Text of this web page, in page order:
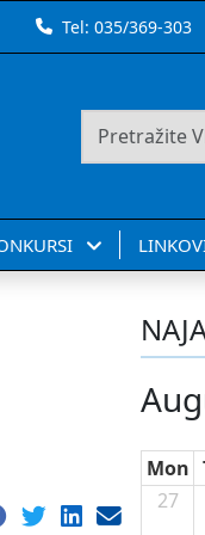
Tel:035/369-303
Mon
27